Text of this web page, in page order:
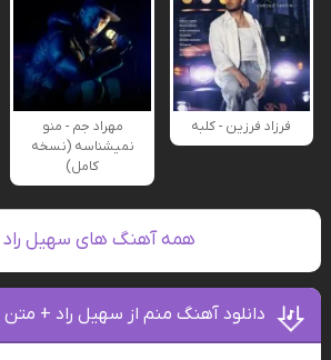
فرزاد فرزین - کلبه
مهراد جم - منو
نمیشناسه (نسخه
کامل)
همه آهنگ های سهیل
دانلود آهنگ منم از سهیل راد +